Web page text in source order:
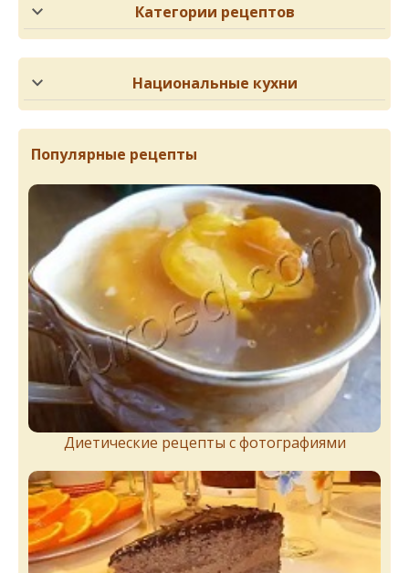
Категории рецептов
Национальные кухни
Популярные рецепты
Диетические рецепты с фотографиями